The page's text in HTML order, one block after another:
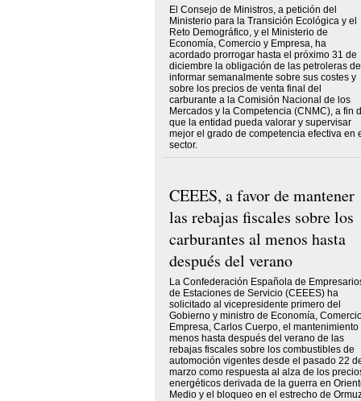
El Consejo de Ministros, a petición del
Ministerio para la Transición Ecológica y el
Reto Demográfico, y el Ministerio de
Economía, Comercio y Empresa, ha
acordado prorrogar hasta el próximo 31 de
diciembre la obligación de las petroleras de
informar semanalmente sobre sus costes y
sobre los precios de venta final del
carburante a la Comisión Nacional de los
Mercados y la Competencia (CNMC), a fin
que la entidad pueda valorar y supervisar
mejor el grado de competencia efectiva en
sector.
CEEES, a favor de mantener
las rebajas fiscales sobre los
carburantes al menos hasta
después del verano
La Confederación Española de
de Estaciones de Servicio (CEEES) ha
solicitado al vicepresidente primero del
Gobierno y ministro de Economía,
Empresa, Carlos Cuerpo, el mantenimiento
menos hasta después del verano de las
rebajas fiscales sobre los combustibles de
automoción vigentes desde el pasado 22
marzo como respuesta al alza de los
energéticos derivada de la guerra en
Medio y el bloqueo en el estrecho de